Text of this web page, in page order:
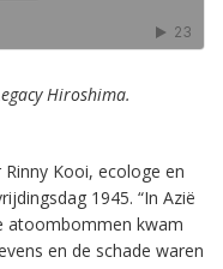
Hiroshima.
Kooi, ecologe en
1945. “In Azië
atoombommen kwam
en de schade waren